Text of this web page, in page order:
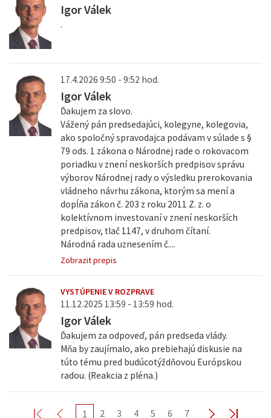
Igor Válek
.
17.4.2026 9:50 - 9:52 hod.
Igor Válek
Ďakujem za slovo.
Vážený pán predsedajúci, kolegyne, kolegovia,
ako spoločný spravodajca podávam v súlade s §
79 ods. 1 zákona o Národnej rade o rokovacom
poriadku v znení neskorších predpisov správu
výborov Národnej rady o výsledku prerokovania
vládneho návrhu zákona, ktorým sa mení a
dopĺňa zákon č. 203 z roku 2011 Z. z. o
kolektívnom investovaní v znení neskorších
predpisov, tlač 1147, v druhom čítaní.
Národná rada uznesením č....
Zobrazit prepis
VYSTÚPENIE V ROZPRAVE
11.12.2025 13:59 - 13:59 hod.
Igor Válek
Ďakujem za odpoveď, pán predseda vlády.
Mňa by zaujímalo, ako prebiehajú diskusie na
túto tému pred budúcotýždňovou Európskou
radou. (Reakcia z pléna.)
1 2 3 4 5 6 7